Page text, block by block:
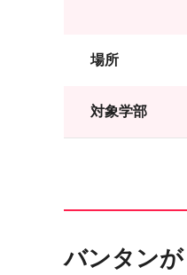
場所
対象学部
バンタン